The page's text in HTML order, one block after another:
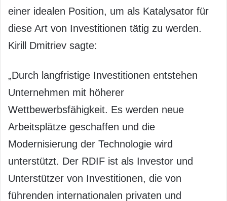
einer idealen Position, um als Katalysator für
diese Art von Investitionen tätig zu werden.
Kirill Dmitriev sagte:
„Durch langfristige Investitionen entstehen
Unternehmen mit höherer
Wettbewerbsfähigkeit. Es werden neue
Arbeitsplätze geschaffen und die
Modernisierung der Technologie wird
unterstützt. Der RDIF ist als Investor und
Unterstützer von Investitionen, die von
führenden internationalen privaten und